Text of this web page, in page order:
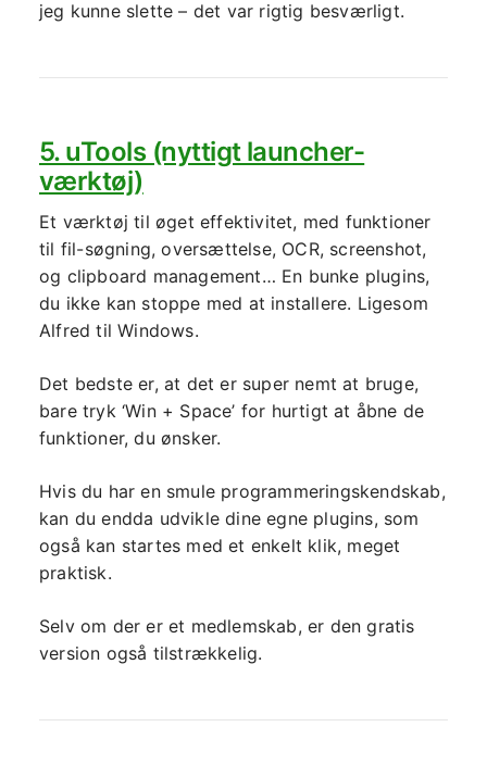
jeg kunne slette – det var rigtig besværligt.
5. uTools (nyttigt launcher-
værktøj)
Et værktøj til øget effektivitet, med funktioner
til fil-søgning, oversættelse, OCR, screenshot,
og clipboard management… En bunke plugins,
du ikke kan stoppe med at installere. Ligesom
Alfred til Windows.
Det bedste er, at det er super nemt at bruge,
bare tryk ‘Win + Space’ for hurtigt at åbne de
funktioner, du ønsker.
Hvis du har en smule programmeringskendskab,
kan du endda udvikle dine egne plugins, som
også kan startes med et enkelt klik, meget
praktisk.
Selv om der er et medlemskab, er den gratis
version også tilstrækkelig.